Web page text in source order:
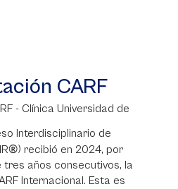
CARF
Interdisciplinario de
®) recibió en 2024, por
tres años consecutivos, la
Internacional. Esta es